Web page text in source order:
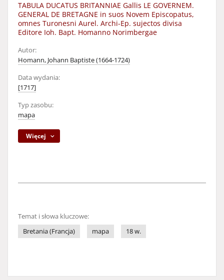
TABULA DUCATUS BRITANNIAE Gallis LE GOVERNEM.
GENERAL DE BRETAGNE in suos Novem Episcopatus,
omnes Turonesni Aurel. Archi-Ep. sujectos divisa
Editore Ioh. Bapt. Homanno Norimbergae
Autor:
Homann, Johann Baptiste (1664-1724)
Data wydania:
[1717]
Typ zasobu:
mapa
Więcej
Temat i słowa kluczowe:
Bretania (Francja)
mapa 18 w.